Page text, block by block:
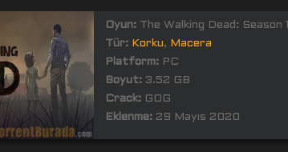
Oyun:The Walking Dead: Season 1
Tür: Korku,
Macera
Platform:PC
Boyut:3.52 GB
Crack:GOG
Eklenme:29 Mayıs 2020